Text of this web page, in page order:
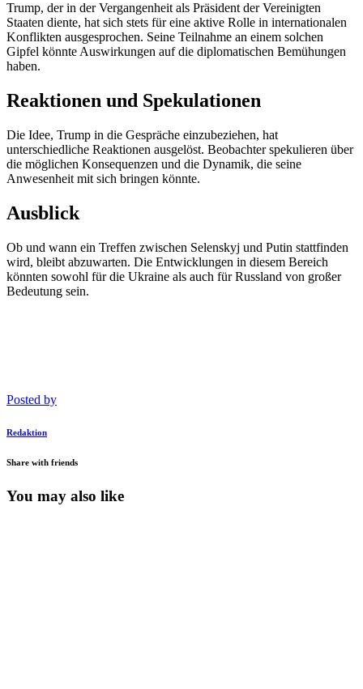
Trump, der in der Vergangenheit als Präsident der Vereinigten
Staaten diente, hat sich stets für eine aktive Rolle in internationalen
Konflikten ausgesprochen. Seine Teilnahme an einem solchen
Gipfel könnte Auswirkungen auf die diplomatischen Bemühungen
haben.
Reaktionen und Spekulationen
Die Idee, Trump in die Gespräche einzubeziehen, hat
unterschiedliche Reaktionen ausgelöst. Beobachter spekulieren über
die möglichen Konsequenzen und die Dynamik, die seine
Anwesenheit mit sich bringen könnte.
Ausblick
Ob und wann ein Treffen zwischen Selenskyj und Putin stattfinden
wird, bleibt abzuwarten. Die Entwicklungen in diesem Bereich
könnten sowohl für die Ukraine als auch für Russland von großer
Bedeutung sein.
Posted by
Redaktion
Share with friends
You may also like